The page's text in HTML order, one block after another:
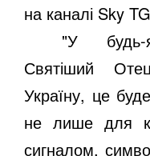
на каналі Sky
"У
Святіший
Україну, це
не лише для
сигналом,